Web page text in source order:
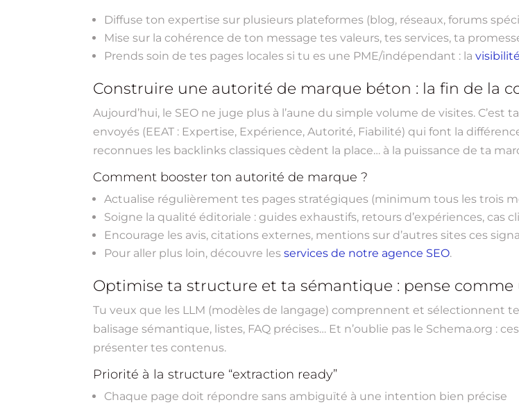
Diffuse ton expertise sur plusieurs plateformes (blog, réseaux, forums
Mise sur la cohérence de ton message tes valeurs, tes services, ta
Prends soin de tes pages locales si tu es une PME/indépendant : la
Construire une autorité de marque béton : la fin de la
Aujourd’hui, le SEO ne juge plus à l’aune du simple volume de visites.
envoyés (EEAT : Expertise, Expérience, Autorité, Fiabilité) qui font la
reconnues les backlinks classiques cèdent la place… à la puissance de ta
Comment booster ton autorité de marque ?
Actualise régulièrement tes pages stratégiques (minimum tous les trois
Soigne la qualité éditoriale : guides exhaustifs, retours d’expériences, cas
Encourage les avis, citations externes, mentions sur d’autres sites ces
Pour aller plus loin, découvre lesservices de notre agence SEO.
Optimise ta structure et ta sémantique : pense
Tu veux que les LLM (modèles de langage) comprennent et sélectionnent
balisage sémantique, listes, FAQ précises… Et n’oublie pas le Schema.org :
présenter tes contenus.
Priorité à la structure “extraction ready”
Chaque page doit répondre sans ambiguïté à une intention bien précise